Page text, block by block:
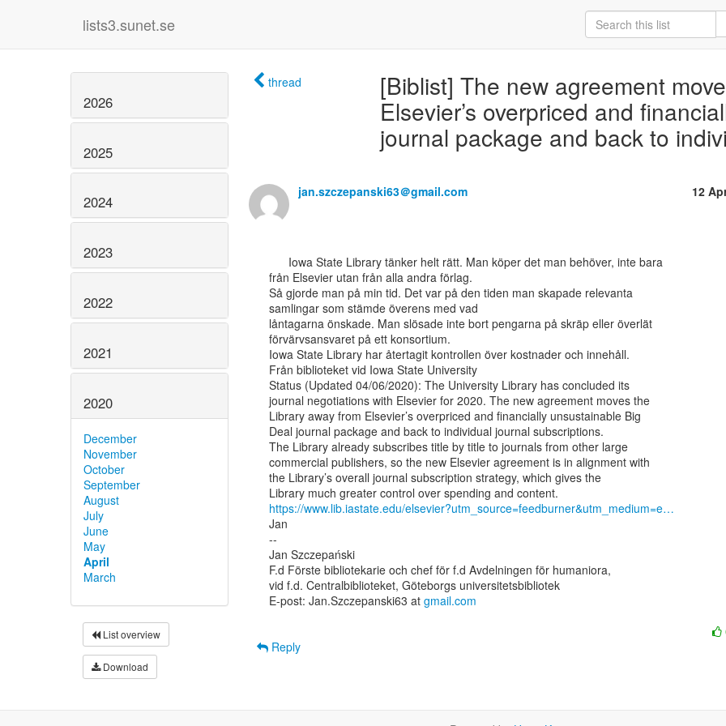
lists3.sunet.se
2026
2025
2024
2023
2022
2021
2020
December
November
October
September
August
July
June
May
April
March
List overview
Download
thread
[Biblist] The new agreement
Elsevier’s overpriced and
journal package and back to
jan.szczepanski63＠gmail.com 12
från Elsevier utan från alla andra förlag.
Så gjorde man på min tid. Det var på den tiden man skapade relevanta
samlingar som stämde överens med vad
låntagarna önskade. Man slösade inte bort pengarna på skräp eller överlät
förvärvsansvaret på ett konsortium.
Iowa State Library har återtagit kontrollen över kostnader och innehåll.
Från biblioteket vid Iowa State University
Status (Updated 04/06/2020): The University Library has concluded its
journal negotiations with Elsevier for 2020. The new agreement moves the
Library away from Elsevier’s overpriced and financially unsustainable Big
Deal journal package and back to individual journal subscriptions.
The Library already subscribes title by title to journals from other large
commercial publishers, so the new Elsevier agreement is in alignment with
the Library’s overall journal subscription strategy, which gives the
https://www.lib.iastate.edu/elsevier?utm_source=feedburner&utm_medium=e…
Jan
--
Jan Szczepański
F.d Förste bibliotekarie och chef för f.d Avdelningen för humaniora,
vid f.d. Centralbiblioteket, Göteborgs universitetsbibliotek
E-post: Jan.Szczepanski63 at gmail.com
Reply